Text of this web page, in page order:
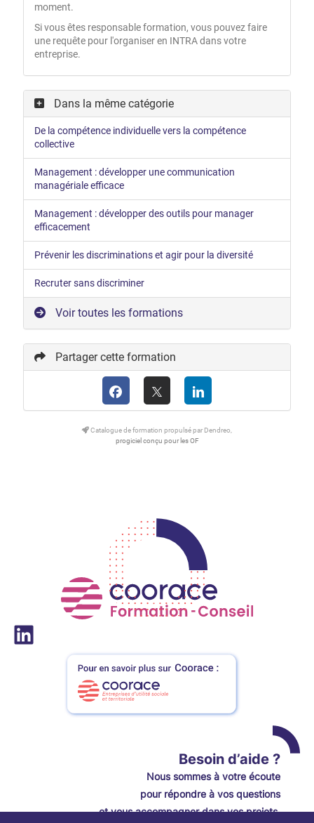
moment.
Si vous êtes responsable formation, vous pouvez faire
une requête pour l'organiser en INTRA dans votre
entreprise.
Dans la même catégorie
De la compétence individuelle vers la compétence
collective
Management : développer une communication
managériale efficace
Management : développer des outils pour manager
efficacement
Prévenir les discriminations et agir pour la diversité
Recruter sans discriminer
Voir toutes les formations
Partager cette formation
Catalogue de formation propulsé par Dendreo,
progiciel conçu pour les OF
Besoin d’aide ?
Noussommes à votre écoute
pour répondre à vos questions
et vous accompagner dans vos projets.